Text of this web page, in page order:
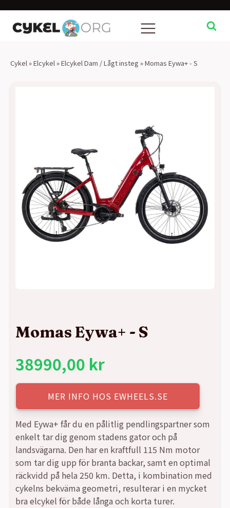
Cykel »Elcykel »Elcykel Dam / Lågt insteg »Momas Eywa+ - S
Momas Eywa+ - S
38990,00 kr
MER INFO HOS EWHEELS.SE
Med Eywa+ får du en pålitlig pendlingspartner som
enkelt tar dig genom stadens gator och på
landsvägarna. Den har en kraftfull 115 Nm motor
som tar dig upp för branta backar, samt en optimal
räckvidd på hela 250 km. Detta, i kombination med
cykelns bekväma geometri, resulterar i en mycket
bra elcykel för både långa och korta turer.